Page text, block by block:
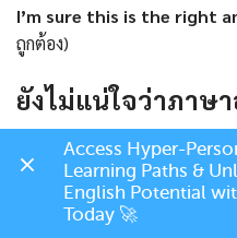
I’m sure this is the right
ถูกต้อง)
ยังไม่แน่ใจว่าภาษ
อาจจะไม่หรือ ยังไม่แน่ใจแป
future remains uncertain.
ฉันไม่แน่ใจว่าภาษ
Access Hyper-
Learning Paths &
English Potential
Today 🚀